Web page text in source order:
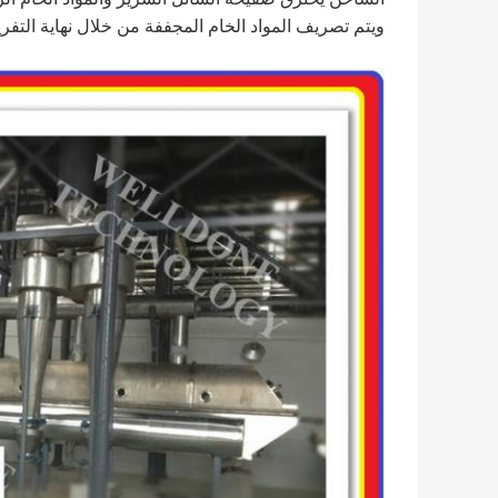
ويتم تصريف المواد الخام المجففة من خلال نهاية